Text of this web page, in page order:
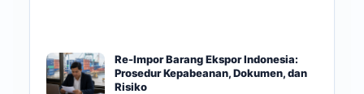
Re-Impor Barang Ekspor Indonesia:
Prosedur Kepabeanan, Dokumen, dan
Risiko